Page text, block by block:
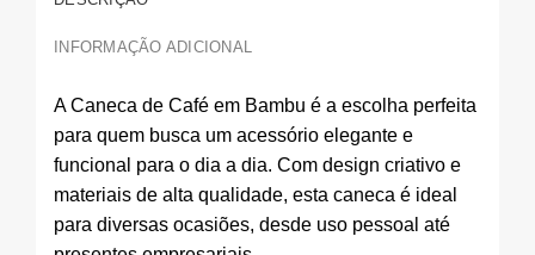
INFORMAÇÃO ADICIONAL
A Caneca de Café em Bambu é a escolha perfeita
para quem busca um acessório elegante e
funcional para o dia a dia. Com design criativo e
materiais de alta qualidade, esta caneca é ideal
para diversas ocasiões, desde uso pessoal até